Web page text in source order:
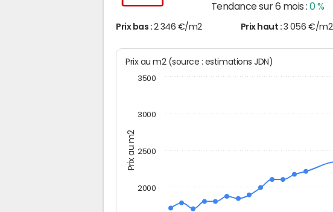
Tendance sur 6 mois :0 %
Prix bas : 2 346 €/m2 Prix haut : 3 056 €/m2
Prix au m2
Prix au m2 (source : estimations JDN)
2000
2500
3000
3500